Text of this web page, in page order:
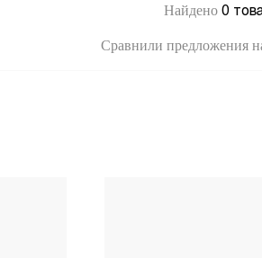
Найдено 0
Сравнили предложения